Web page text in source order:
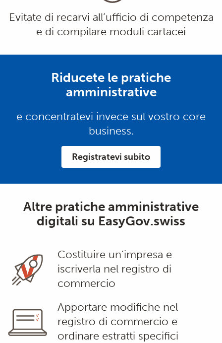
Evitate di recarvi all’ufficio di competenza
e di compilare moduli cartacei
Riducete le pratiche
amministrative
e concentratevi invece sul vostro core
business.
Registratevi subito
Altre pratiche amministrative
digitali su EasyGov.swiss
Costituire un’impresa e
iscriverla nel registro di
commercio
Apportare modifiche nel
registro di commercio e
ordinare estratti specifici